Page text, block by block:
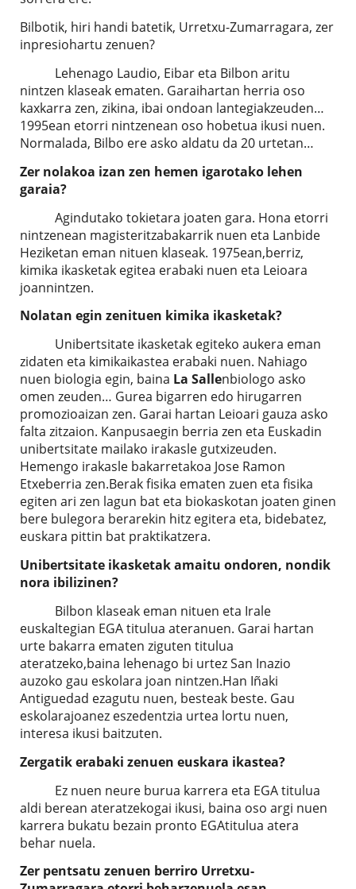
Bilbotik, hiri handi batetik, Urretxu-Zumarragara, zer
inpresiohartu zenuen?
Lehenago Laudio, Eibar eta Bilbon aritu
nintzen klaseak ematen. Garaihartan herria oso
kaxkarra zen, zikina, ibai ondoan lantegiakzeuden…
1995ean etorri nintzenean oso hobetua ikusi nuen.
Normalada, Bilbo ere asko aldatu da 20 urtetan…
Zer nolakoa izan zen hemen igarotako lehen
garaia?
Agindutako tokietara joaten gara. Hona etorri
nintzenean magisteritzabakarrik nuen eta Lanbide
Heziketan eman nituen klaseak. 1975ean,berriz,
kimika ikasketak egitea erabaki nuen eta Leioara
joannintzen.
Nolatan egin zenituen kimika ikasketak?
Unibertsitate ikasketak egiteko aukera eman
zidaten eta kimikaikastea erabaki nuen. Nahiago
nuen biologia egin, baina La Sallenbiologo asko
omen zeuden… Gurea bigarren edo hirugarren
promozioaizan zen. Garai hartan Leioari gauza asko
falta zitzaion. Kanpusaegin berria zen eta Euskadin
unibertsitate mailako irakasle gutxizeuden.
Hemengo irakasle bakarretakoa Jose Ramon
Etxeberria zen.Berak fisika ematen zuen eta fisika
egiten ari zen lagun bat eta biokaskotan joaten ginen
bere bulegora berarekin hitz egitera eta, bidebatez,
euskara pittin bat praktikatzera.
Unibertsitate ikasketak amaitu ondoren, nondik
nora ibilizinen?
Bilbon klaseak eman nituen eta Irale
euskaltegian EGA titulua ateranuen. Garai hartan
urte bakarra ematen ziguten titulua
ateratzeko,baina lehenago bi urtez San Inazio
auzoko gau eskolara joan nintzen.Han Iñaki
Antiguedad ezagutu nuen, besteak beste. Gau
eskolarajoanez eszedentzia urtea lortu nuen,
interesa ikusi baitzuten.
Zergatik erabaki zenuen euskara ikastea?
Ez nuen neure burua karrera eta EGA titulua
aldi berean ateratzekogai ikusi, baina oso argi nuen
karrera bukatu bezain pronto EGAtitulua atera
behar nuela.
Zer pentsatu zenuen berriro Urretxu-